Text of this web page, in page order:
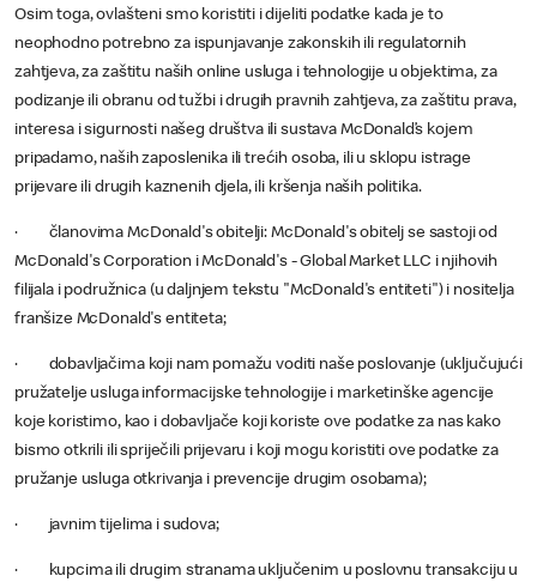
Osim toga, ovlašteni smo koristiti i dijeliti podatke kada je to
neophodno potrebno za ispunjavanje zakonskih ili regulatornih
zahtjeva, za zaštitu naših online usluga i tehnologije u objektima, za
podizanje ili obranu od tužbi i drugih pravnih zahtjeva, za zaštitu prava,
interesa i sigurnosti našeg društva ili sustava McDonald’s kojem
pripadamo, naših zaposlenika ili trećih osoba, ili u sklopu istrage
prijevare ili drugih kaznenih djela, ili kršenja naših politika.
· članovima McDonald's obitelji: McDonald's obitelj se sastoji od
McDonald's Corporation i McDonald's - Global Market LLC i njihovih
filijala i podružnica (u daljnjem tekstu "McDonald's entiteti") i nositelja
franšize McDonald's entiteta;
· dobavljačima koji nam pomažu voditi naše poslovanje (uključujući
pružatelje usluga informacijske tehnologije i marketinške agencije
koje koristimo, kao i dobavljače koji koriste ove podatke za nas kako
bismo otkrili ili spriječili prijevaru i koji mogu koristiti ove podatke za
pružanje usluga otkrivanja i prevencije drugim osobama);
· javnim tijelima i sudova;
· kupcima ili drugim stranama uključenim u poslovnu transakciju u